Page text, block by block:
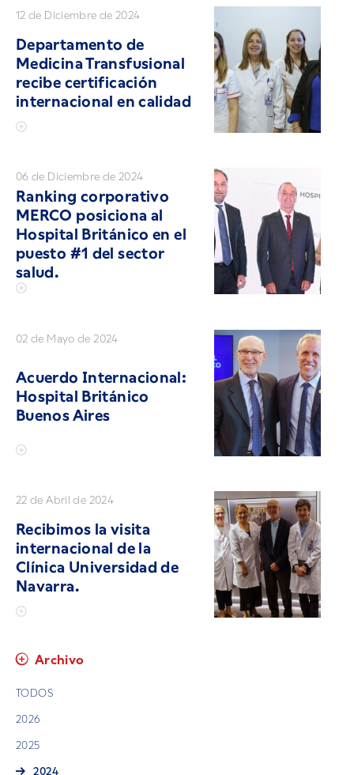
12 de Diciembre de 2024
Departamento de
Medicina Transfusional
recibe certificación
internacional en calidad
06 de Diciembre de 2024
Ranking corporativo
MERCO posiciona al
Hospital Británico en el
puesto #1 del sector
salud.
02 de Mayo de 2024
Acuerdo Internacional:
Hospital Británico
Buenos Aires
22 de Abril de 2024
Recibimos la visita
internacional de la
Clínica Universidad de
Navarra.
Archivo
TODOS
2026
2025
2024